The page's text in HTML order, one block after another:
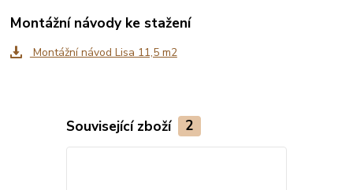
Montážní návody ke stažení
Montážní návod Lisa 11,5 m2
Související zboží 2